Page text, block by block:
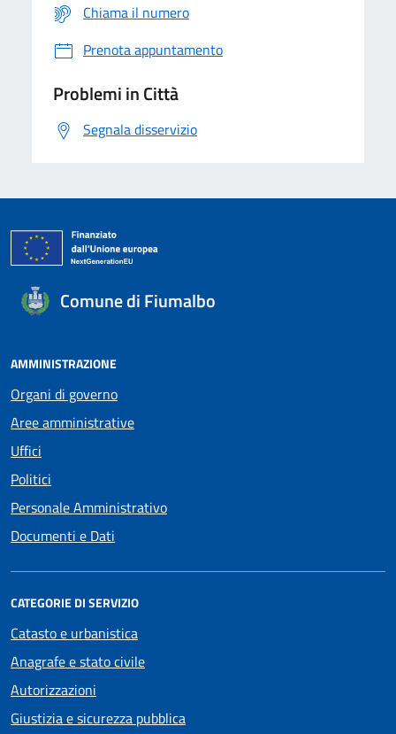
Chiama il numero
Prenota appuntamento
Problemi in Città
Segnala disservizio
Comune di Fiumalbo
AMMINISTRAZIONE
Organi di governo
Aree amministrative
Uffici
Politici
Personale Amministrativo
Documenti e Dati
CATEGORIE DI SERVIZIO
Catasto e urbanistica
Anagrafe e stato civile
Autorizzazioni
Giustizia e sicurezza pubblica